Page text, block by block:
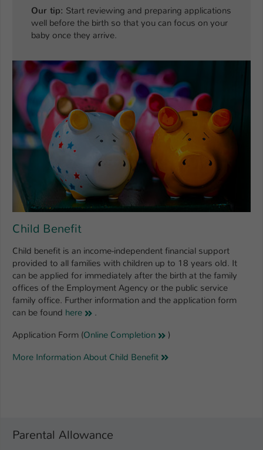
Our tip: Start reviewing and preparing applications
well before the birth so that you can focus on your
baby once they arrive.
Child Benefit
Child benefit is an income-independent financial support
provided to all families with children up to 18 years old. It
can be applied for immediately after the birth at the family
offices of the Employment Agency or the public service
family office. Further information and the application form
can be found here
.
Application Form (Online Completion
)
More Information About Child Benefit
Parental Allowance
Zweck
generierte ID, für die historische
Speicherung Ihrer vorgenommen
Einstellungen, falls der Webseiten-
Name fe_typo_user / PHPSESSID
Anbieter TYPO3
Laufzeit 1 Woche
Zweck
Dieses Cookie ist ein Standard-Session-
Cookie von TYPO3. Es speichert im Fall
eines Intranet-Logins die Session-ID. So
kann der eingeloggte Benutzer
Zugang zu geschützten Bereichen
gewährt.
Name be_typo_user
Anbieter TYPO3
Laufzeit 1 Tag
Dieser Cookie teilt der Webseite mit, ob